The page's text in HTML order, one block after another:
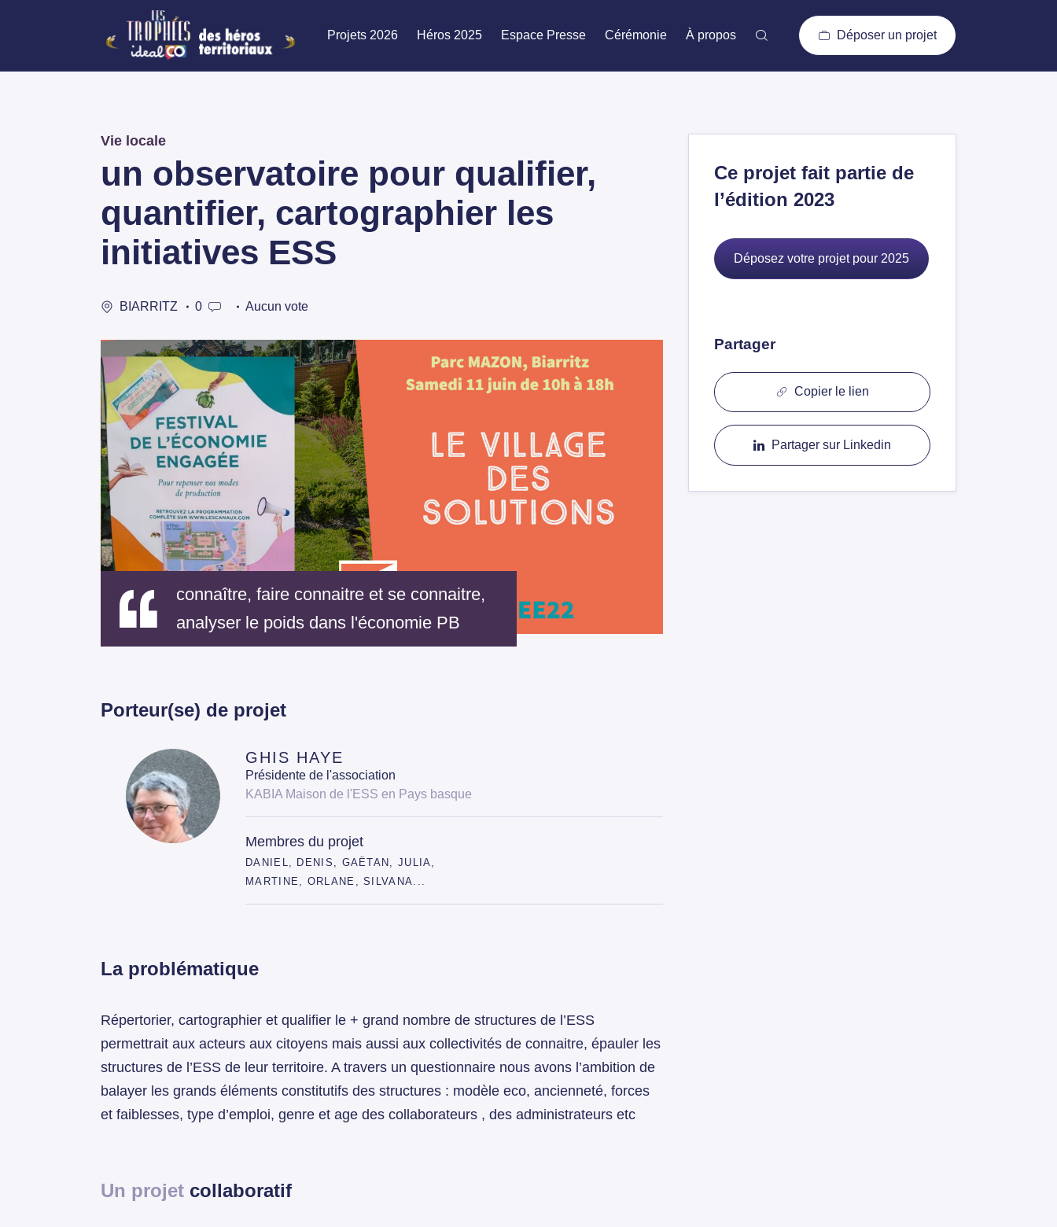
Projets 2026 Héros 2025 Espace Presse Cérémonie À propos Déposer un projet
Vie locale
un observatoire pour qualifier,
quantifier, cartographier les
initiatives ESS
BIARRITZ 0 Aucun vote
connaître, faire connaitre et se connaitre,
analyser le poids dans l'économie PB
Porteur(se) de projet
GHIS HAYE
Présidente de l'association
KABIA Maison de l'ESS en Pays basque
Membres du projet
DANIEL, DENIS, GAËTAN, JULIA,
MARTINE, ORLANE, SILVANA...
La problématique
Répertorier, cartographier et qualifier le + grand nombre de structures de l’ESS
permettrait aux acteurs aux citoyens mais aussi aux collectivités de connaitre, épauler les
structures de l’ESS de leur territoire. A travers un questionnaire nous avons l’ambition de
balayer les grands éléments constitutifs des structures : modèle eco, ancienneté, forces
et faiblesses, type d’emploi, genre et age des collaborateurs , des administrateurs etc
Un projet collaboratif
Ce projet fait partie de
l’édition 2023
Déposez votre projet pour 2025
Partager
Copier le lien
Partager sur Linkedin